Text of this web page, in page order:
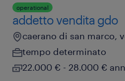
operational
addetto vendita gdo
caerano di san marco,
tempo determinato
22.000 € - 28.000 €